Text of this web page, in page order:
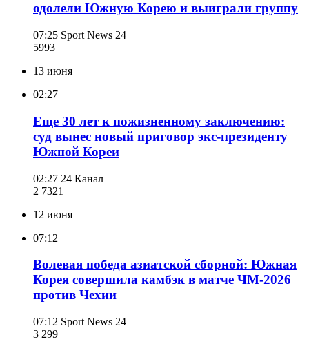
одолели Южную Корею и выиграли группу
07:25 Sport News 24
5993
13 июня
02:27
Еще 30 лет к пожизненному заключению:
суд вынес новый приговор экс-президенту
Южной Кореи
02:27 24 Канал
2 7321
12 июня
07:12
Волевая победа азиатской сборной: Южная
Корея совершила камбэк в матче ЧМ-2026
против Чехии
07:12 Sport News 24
3 299